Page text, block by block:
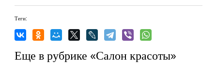
Теги:
Еще в рубрике «Салон красоты»